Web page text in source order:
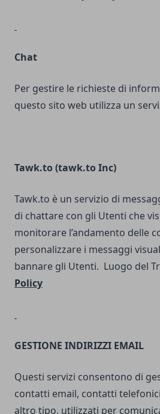
Chat
Per gestire le richieste di
questo sito web utilizza un
Tawk.to (tawk.to Inc)
Tawk.to è un servizio di
di chattare con gli Utenti che
monitorare l’andamento delle
personalizzare i messaggi
bannare gli Utenti. Luogo del
Policy
GESTIONE INDIRIZZI EMAIL
Questi servizi consentono di
contatti email, contatti
altro tipo, utilizzati per